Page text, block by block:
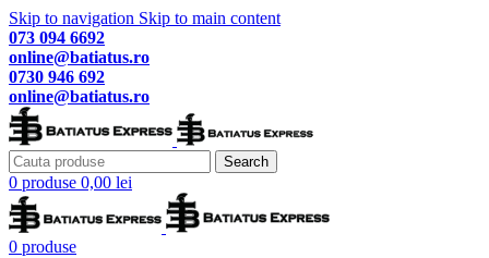
Skip to navigation Skip to main content
073 094 6692
online@batiatus.ro
0730 946 692
online@batiatus.ro
Search
0 produse 0,00 lei
0 produse